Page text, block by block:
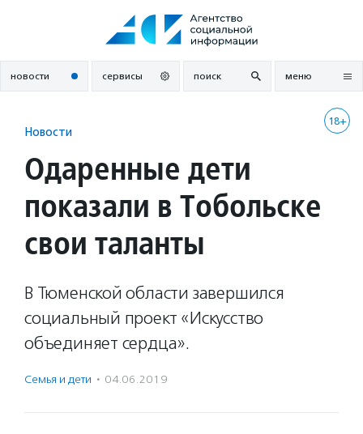
новости сервисы поиск меню
18+
Новости
Одаренные дети
показали в Тобольске
свои таланты
В Тюменской области завершился
социальный проект «Искусство
объединяет сердца».
Семья и дети · 04.06.2019